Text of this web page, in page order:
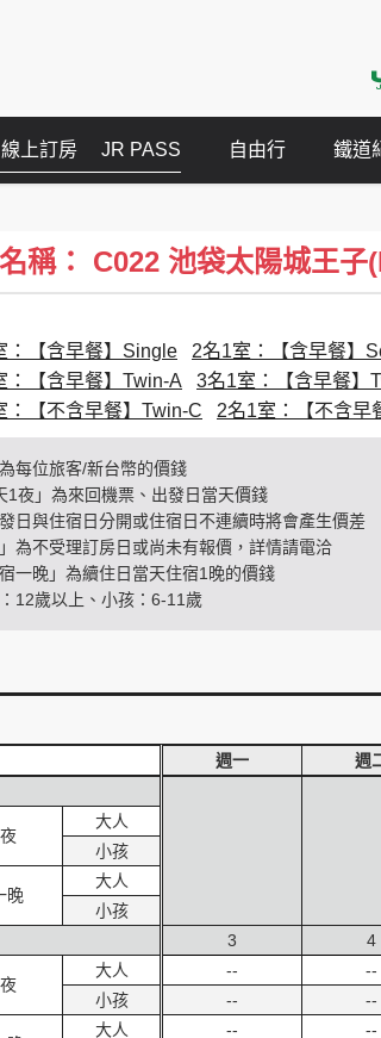
線上訂房 JR PASS 自由行 鐵道
稱： C022 池袋太陽城王
：【含早餐】Single
2名1室：【含早餐】
：【含早餐】Twin-A
3名1室：【含早餐】
：【不含早餐】Twin-C
2名1室：【不含早
每位旅客/新台幣的價錢
1夜」為來回機票、出發日當天價錢
日與住宿日分開或住宿日不連續時將會產生價差
」為不受理訂房日或尚未有報價，詳情請電洽
宿一晚」為續住日當天住宿1晚的價錢
12歲以上、小孩：6-11歲
大人
小孩
晚
大人
小孩
大人
小孩
大人
週一 週
3
--
--
--
4
--
--
--